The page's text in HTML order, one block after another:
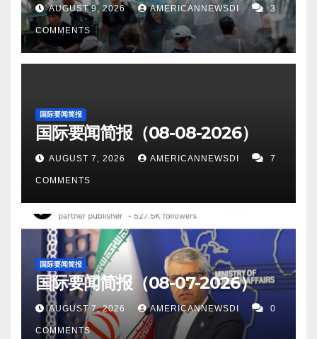
AUGUST 9, 2026 AMERICANNEWSDI 3
COMMENTS
国际要闻简报
国际要闻简报（08-08-2026）
AUGUST 7, 2026 AMERICANNEWSDI 7
COMMENTS
国际要闻简报
国际要闻简报（08-07-2026）
AUGUST 7, 2026 AMERICANNEWSDI 0
COMMENTS